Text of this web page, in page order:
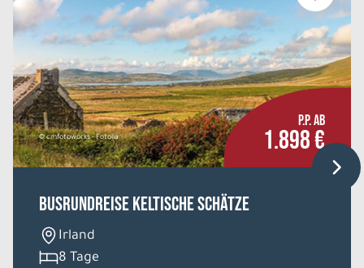
© cmfotoworks - Fotolia
P.P. AB
1.898 €
Busrundreise Keltische Schätze
Irland
8 Tage